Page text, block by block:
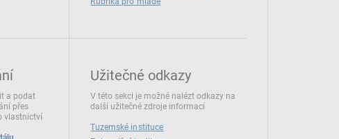
a podat
přes
vlastnictví
Užitečné odkazy
V této sekci je možné nalézt odkazy na
další užitečné zdroje informací
Tuzemské instituce